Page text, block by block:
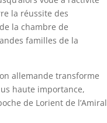
la réussite des
la chambre de
familles de la
allemande transforme
haute importance,
de Lorient de l’Amiral